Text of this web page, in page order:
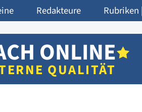
Redakteure Rubriken
ONLINE
QUALITÄT